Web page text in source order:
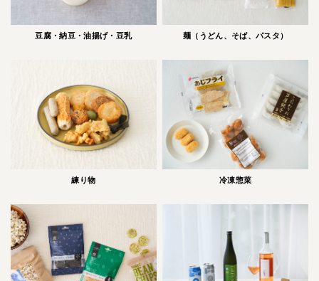
豆腐・納豆・油揚げ・豆乳 麺（うどん、そば、パスタ）
練り物 冷凍惣菜